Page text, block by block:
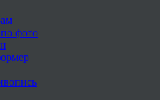
фото